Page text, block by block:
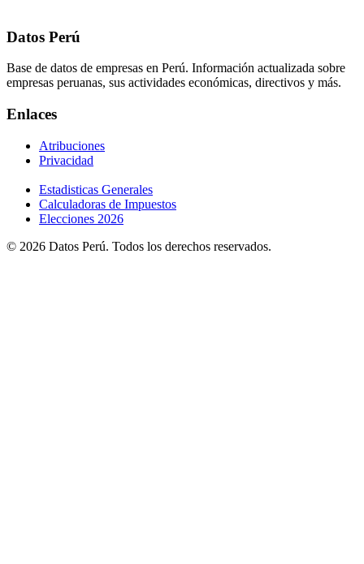
Datos Perú
Base de datos de empresas en Perú. Información actualizada sobre
empresas peruanas, sus actividades económicas, directivos y más.
Enlaces
Atribuciones
Privacidad
Estadisticas Generales
Calculadoras de Impuestos
Elecciones 2026
© 2026 Datos Perú. Todos los derechos reservados.